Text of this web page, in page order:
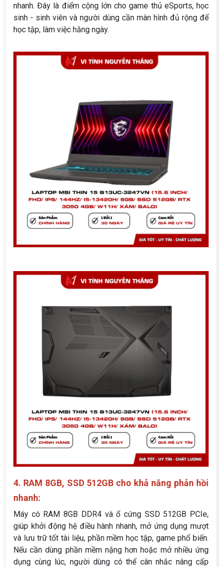
nhanh. Đây là điểm cộng lớn cho game thủ eSports, học
sinh - sinh viên và người dùng cần màn hình đủ rộng để
học tập, làm việc hằng ngày.
4. RAM 8GB, SSD 512GB cho khả năng phản hồi
nhanh:
Máy có RAM 8GB DDR4 và ổ cứng SSD 512GB PCIe,
giúp khởi động hệ điều hành nhanh, mở ứng dụng mượt
và lưu trữ tốt tài liệu, phần mềm học tập, game phổ biến.
Nếu cần dùng phần mềm nặng hơn hoặc mở nhiều ứng
dụng cùng lúc, người dùng có thể cân nhắc nâng cấp